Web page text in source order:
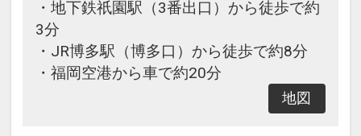
・地下鉄祇園駅（3番出口）から徒歩で約
3分
・JR博多駅（博多口）から徒歩で約8分
・福岡空港から車で約20分
地図